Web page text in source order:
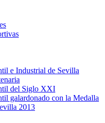
e Industrial de Sevilla
del Siglo XXI
galardonado con la Medalla
2013